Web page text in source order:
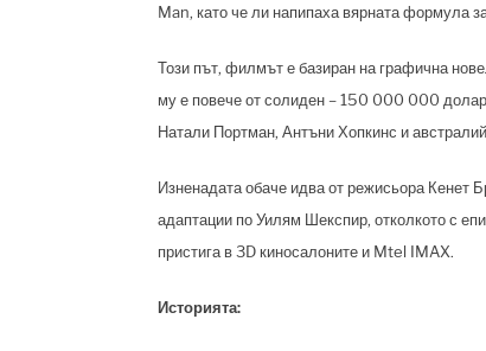
Man, като че ли напипаха вярната формула
Този път, филмът е базиран на графична
му е повече от солиден – 150 000 000
Натали Портман, Антъни Хопкинс и
Изненадата обаче идва от режисьора Кенет
адаптации по Уилям Шекспир, отколкото с
пристига в 3D киносалоните и Mtel IMAX.
Историята: